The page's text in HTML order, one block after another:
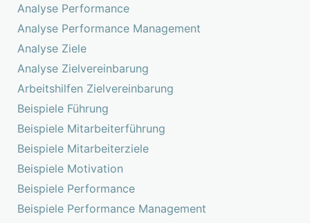
Analyse Performance
Analyse Performance Management
Analyse Ziele
Analyse Zielvereinbarung
Arbeitshilfen Zielvereinbarung
Beispiele Führung
Beispiele Mitarbeiterführung
Beispiele Mitarbeiterziele
Beispiele Motivation
Beispiele Performance
Beispiele Performance Management